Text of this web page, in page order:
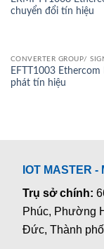
chuyển đổi tín hiệu
EFTT1003 Ethercom
phát tín hiệu
IOT MASTER -
Trụ sở chính:
Phúc, Phường
Đức, Thành